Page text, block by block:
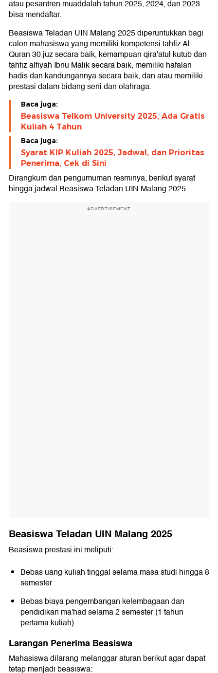
Seleksi Beasiswa Teladan UIN Malang
Jadwal Beasiswa Teladan UIN Malang 2025
atau pesantren muaddalah tahun 2025, 2024, dan 2023
bisa mendaftar.
Beasiswa Teladan UIN Malang 2025 diperuntukkan bagi
calon mahasiswa yang memiliki kompetensi tahfiz Al-
Quran 30 juz secara baik, kemampuan qira'atul kutub dan
tahfiz alfiyah Ibnu Malik secara baik, memiliki hafalan
hadis dan kandungannya secara baik, dan atau memiliki
prestasi dalam bidang seni dan olahraga.
Baca juga:
Beasiswa Telkom University 2025, Ada Gratis
Kuliah 4 Tahun
Baca juga:
Syarat KIP Kuliah 2025, Jadwal, dan Prioritas
Penerima, Cek di Sini
Dirangkum dari pengumuman resminya, berikut syarat
hingga jadwal Beasiswa Teladan UIN Malang 2025.
ADVERTISEMENT
Beasiswa Teladan UIN Malang 2025
Beasiswa prestasi ini meliputi:
Bebas uang kuliah tinggal selama masa studi hingga 8
semester
Bebas biaya pengembangan kelembagaan dan
pendidikan ma'had selama 2 semester (1 tahun
pertama kuliah)
Larangan Penerima Beasiswa
Mahasiswa dilarang melanggar aturan berikut agar dapat
tetap menjadi beasiswa: